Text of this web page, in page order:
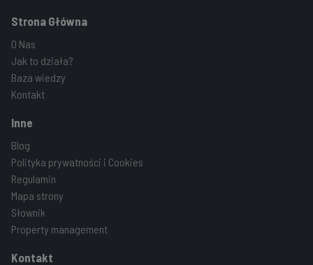
Strona Główna
O Nas
Jak to działa?
Baza wiedzy
Kontakt
Inne
Blog
Polityka prywatności i Cookies
Regulamin
Mapa strony
Słownik
Property management
Kontakt